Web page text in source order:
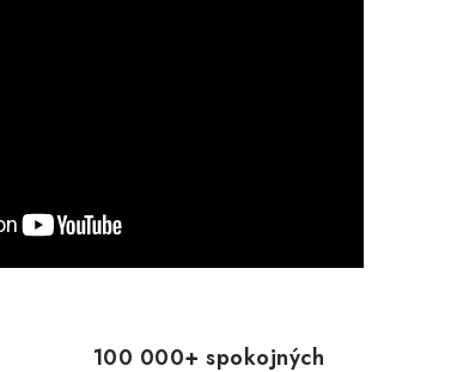
100 000+ spokojných